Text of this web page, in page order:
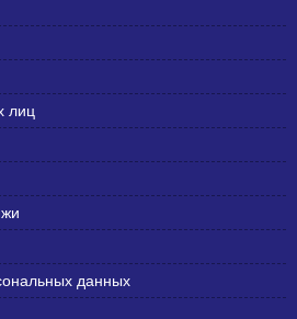
лиц
данных